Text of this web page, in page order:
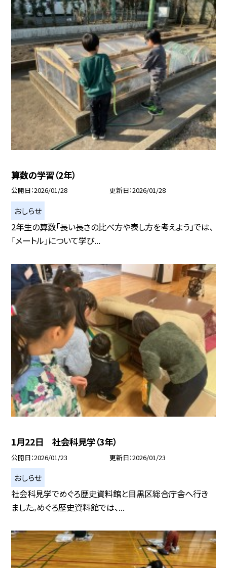
算数の学習（2年）
公開日 2026/01/28 更新日 2026/01/28
おしらせ
2年生の算数「長い長さの比べ方や表し方を考えよう」では、
「メートル」について学び...
1月22日 社会科見学（3年）
公開日 2026/01/23 更新日 2026/01/23
おしらせ
社会科見学でめぐろ歴史資料館と目黒区総合庁舎へ行き
ました。めぐろ歴史資料館では、...